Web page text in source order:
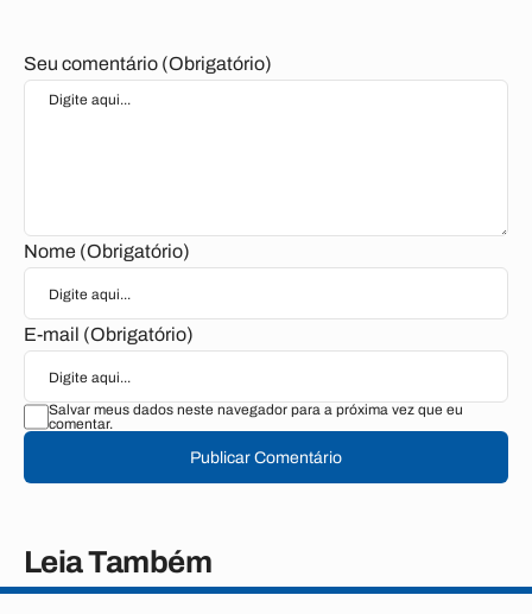
Seu comentário (Obrigatório)
Nome (Obrigatório)
E-mail (Obrigatório)
Salvar meus dados neste navegador para a próxima vez que eu
comentar.
Publicar Comentário
Leia Também